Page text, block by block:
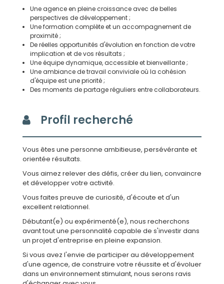
Une agence en pleine croissance avec de belles
perspectives de développement ;
Une formation complète et un accompagnement de
proximité ;
De réelles opportunités d'évolution en fonction de votre
implication et de vos résultats ;
Une équipe dynamique, accessible et bienveillante ;
Une ambiance de travail conviviale où la cohésion
d'équipe est une priorité ;
Des moments de partage réguliers entre collaborateurs.
Profil recherché
Vous êtes une personne ambitieuse, persévérante et
orientée résultats.
Vous aimez relever des défis, créer du lien, convaincre
et développer votre activité.
Vous faites preuve de curiosité, d'écoute et d'un
excellent relationnel.
Débutant(e) ou expérimenté(e), nous recherchons
avant tout une personnalité capable de s'investir dans
un projet d'entreprise en pleine expansion.
Si vous avez l'envie de participer au développement
d'une agence, de construire votre réussite et d'évoluer
dans un environnement stimulant, nous serons ravis